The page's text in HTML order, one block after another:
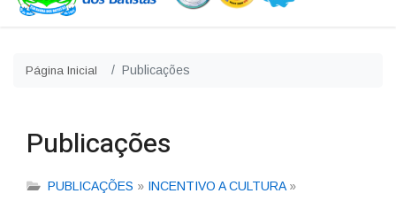
Página Inicial Publicações
Publicações
PUBLICAÇÕES » INCENTIVO A CULTURA »